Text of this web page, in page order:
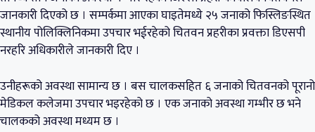
जानकारी दिएको छ । सम्पर्कमा आएका घाइतेमध्ये २५ जनाको फिस्लिङस्थित
स्थानीय पोलिक्लिनिकमा उपचार भईरहेको चितवन प्रहरीका प्रवक्ता डिएसपी
नरहरि अधिकारीले जानकारी दिए ।
उनीहरूको अवस्था सामान्य छ । बस चालकसहित ६ जनाको चितवनको पूरानो
मेडिकल कलेजमा उपचार भइरहेको छ । एक जनाको अवस्था गम्भीर छ भने
चालकको अवस्था मध्यम छ ।